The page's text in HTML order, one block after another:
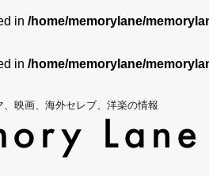
in /home/memorylane/
in /home/memorylane/
、映画、海外セレブ、洋楽の情報